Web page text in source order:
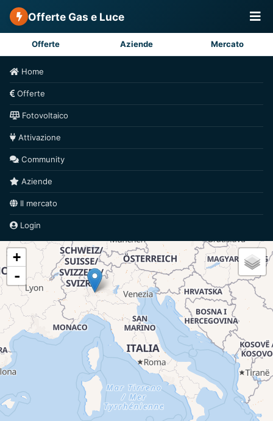
Offerte Gas e Luce
Offerte Aziende Mercato
Home
Offerte
Fotovoltaico
Attivazione
Community
Aziende
Il mercato
Login
+
-